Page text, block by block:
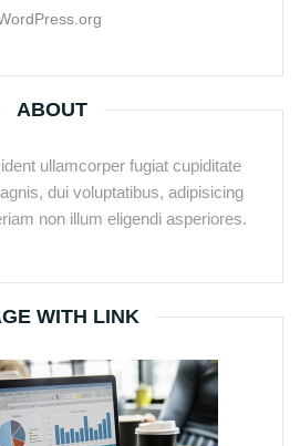
ABOUT
ullamcorper fugiat cupiditate
dui voluptatibus, adipisicing
non illum eligendi asperiores.
WITH LINK